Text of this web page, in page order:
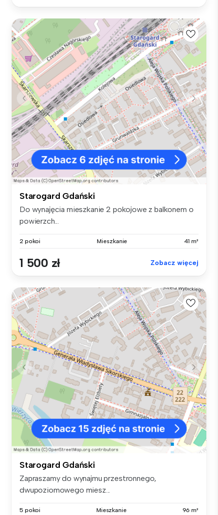
Starogard Gdański
Do wynajęcia mieszkanie 2 pokojowe z balkonem o
powierzch...
2 pokoi Mieszkanie 41 m²
1 500 zł Zobacz więcej
Starogard Gdański
Zapraszamy do wynajmu przestronnego,
dwupoziomowego miesz...
5 pokoi Mieszkanie 96 m²